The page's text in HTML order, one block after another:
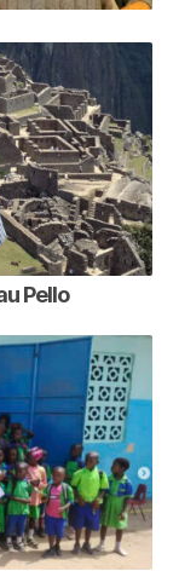
Pello